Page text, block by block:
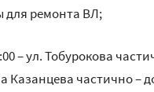
для ремонта ВЛ;
– ул. Тобурокова
Казанцева частично –